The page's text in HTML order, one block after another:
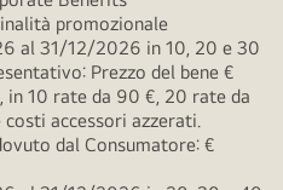
promozionale
al 31/12/2026 in 10, 20 e 30
Prezzo del bene €
in 10 rate da 90 €, 20 rate da
accessori azzerati.
dal Consumatore: €